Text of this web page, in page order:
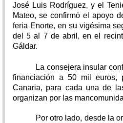
José Luis Rodríguez, y el
Mateo, se confirmó el apoyo
feria Enorte, en su vigésima
del 5 al 7 de abril, en el
Gáldar.
La consejera insular
financiación a 50 mil euros,
Canaria, para cada una de
organizan por las
Por otro lado, desde la